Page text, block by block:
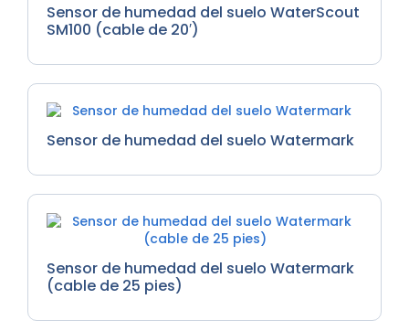
Sensor de humedad del suelo WaterScout
SM100 (cable de 20′)
Sensor de humedad del suelo Watermark
Sensor de humedad del suelo Watermark
(cable de 25 pies)